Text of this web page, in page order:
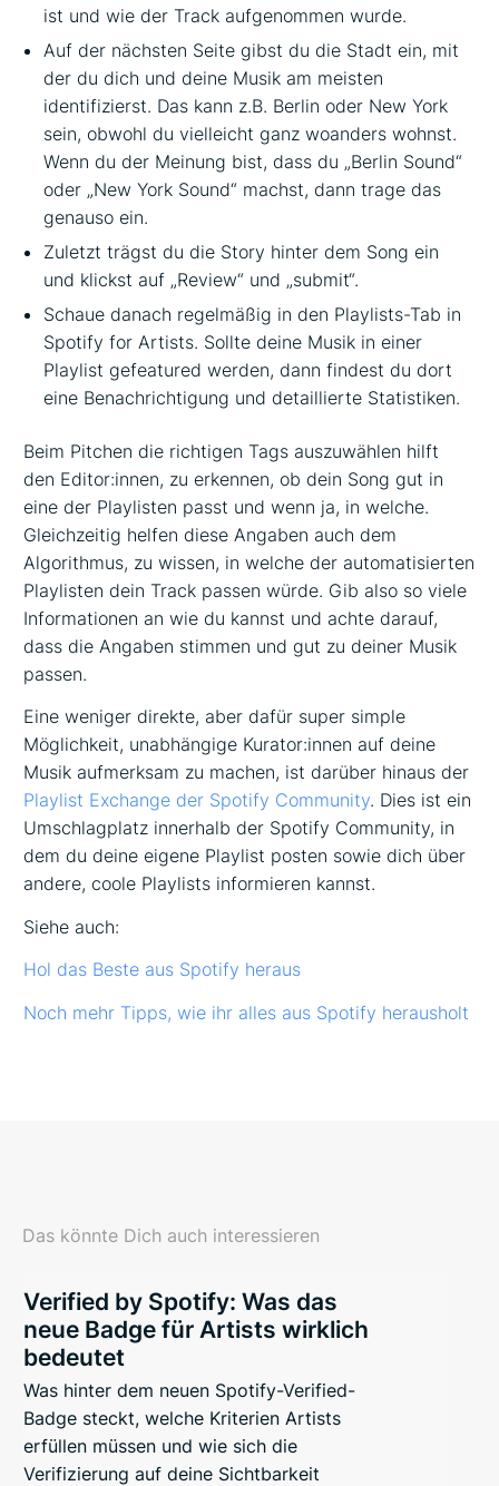
ist und wie der Track aufgenommen wurde.
Auf der nächsten Seite gibst du die Stadt ein, mit
der du dich und deine Musik am meisten
identifizierst. Das kann z.B. Berlin oder New York
sein, obwohl du vielleicht ganz woanders wohnst.
Wenn du der Meinung bist, dass du „Berlin Sound“
oder „New York Sound“ machst, dann trage das
genauso ein.
Zuletzt trägst du die Story hinter dem Song ein
und klickst auf „Review“ und „submit“.
Schaue danach regelmäßig in den Playlists-Tab in
Spotify for Artists. Sollte deine Musik in einer
Playlist gefeatured werden, dann findest du dort
eine Benachrichtigung und detaillierte Statistiken.
Beim Pitchen die richtigen Tags auszuwählen hilft
den Editor:innen, zu erkennen, ob dein Song gut in
eine der Playlisten passt und wenn ja, in welche.
Gleichzeitig helfen diese Angaben auch dem
Algorithmus, zu wissen, in welche der automatisierten
Playlisten dein Track passen würde. Gib also so viele
Informationen an wie du kannst und achte darauf,
dass die Angaben stimmen und gut zu deiner Musik
passen.
Eine weniger direkte, aber dafür super simple
Möglichkeit, unabhängige Kurator:innen auf deine
Musik aufmerksam zu machen, ist darüber hinaus der
Playlist Exchange der Spotify Community. Dies ist ein
Umschlagplatz innerhalb der Spotify Community, in
dem du deine eigene Playlist posten sowie dich über
andere, coole Playlists informieren kannst.
Siehe auch:
Hol das Beste aus Spotify heraus
Noch mehr Tipps, wie ihr alles aus Spotify herausholt
Das könnte Dich auch interessieren
Verified by Spotify: Was das
neue Badge für Artists wirklich
bedeutet
Was hinter dem neuen Spotify-Verified-
Badge steckt, welche Kriterien Artists
erfüllen müssen und wie sich die
Verifizierung auf deine Sichtbarkeit